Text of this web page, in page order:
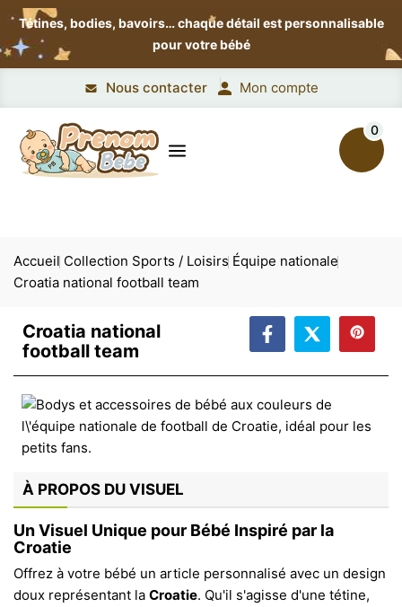
Tétines, bodies, bavoirs…chaque détail est personnalisable
pour votre bébé
Nous contacter Mon compte
0
Accueil Collection Sports / Loisirs Équipe nationale
Croatia national football team
Croatia national
football team
À PROPOS DU VISUEL
Un Visuel Unique pour Bébé Inspiré par la
Croatie
Offrez à votre bébé un article personnalisé avec un design
doux représentant la Croatie. Qu'il s'agisse d'une tétine,